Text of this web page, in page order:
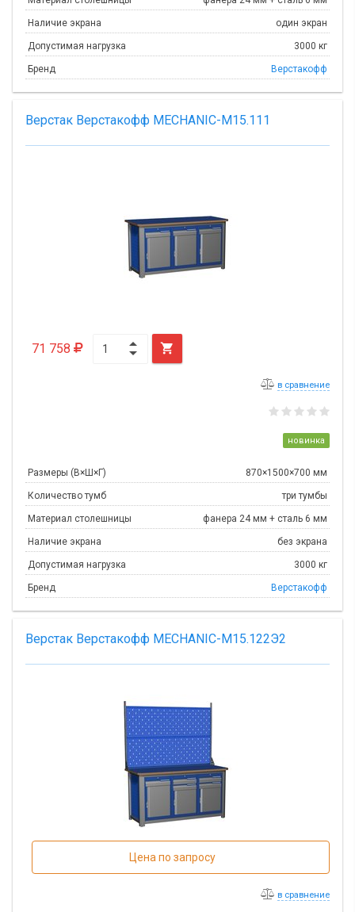
Наличие экрана один экран
Допустимая нагрузка 3000 кг
Бренд Верстакофф
Верстак Верстакофф MECHANIC-М15.111
71 758 
в сравнение
новинка
Размеры (В×Ш×Г) 870×1500×700 мм
Количество тумб три тумбы
Материал столешницы фанера 24 мм + сталь 6 мм
Наличие экрана без экрана
Допустимая нагрузка 3000 кг
Бренд Верстакофф
Верстак Верстакофф MECHANIC-М15.122Э2
Цена по запросу
в сравнение